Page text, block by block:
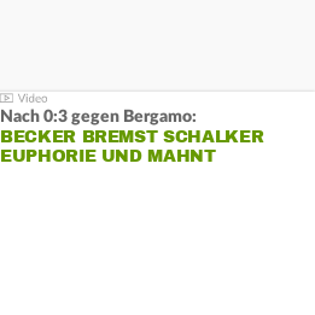
Nach 0:3 gegen Bergamo:
BECKER BREMST SCHALKER
EUPHORIE UND MAHNT